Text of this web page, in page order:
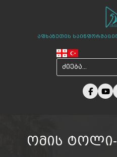
აფხაზეთის
ჩვენ
ცენტრის
ომის